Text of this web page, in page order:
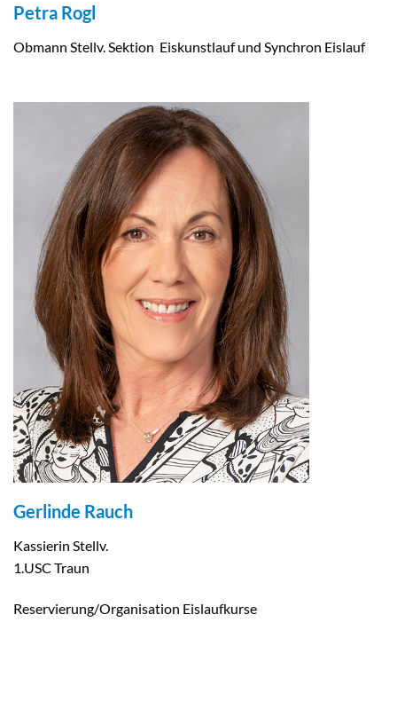
Petra Rogl
Obmann Stellv. Sektion Eiskunstlauf und Synchron Eislauf
Gerlinde Rauch
Kassierin Stellv.
1.USC Traun
Reservierung/Organisation Eislaufkurse